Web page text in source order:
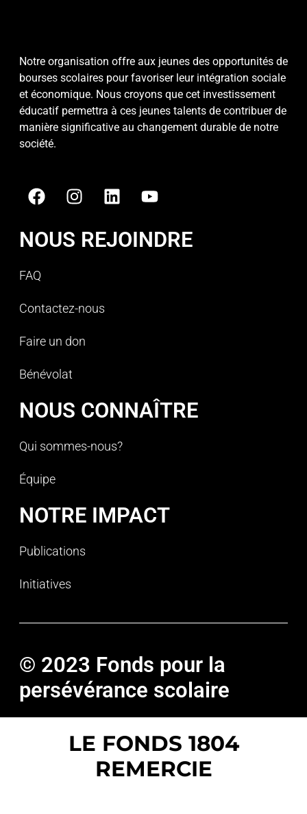
Notre organisation offre aux jeunes des opportunités de
bourses scolaires pour favoriser leur intégration sociale
et économique. Nous croyons que cet investissement
éducatif permettra à ces jeunes talents de contribuer de
manière significative au changement durable de notre
société.
NOUS REJOINDRE
FAQ
Contactez-nous
Faire un don
Bénévolat
NOUS CONNAÎTRE
Qui sommes-nous?
Équipe
NOTRE IMPACT
Publications
Initiatives
© 2023 Fonds pour la
persévérance scolaire
LE FONDS 1804
REMERCIE